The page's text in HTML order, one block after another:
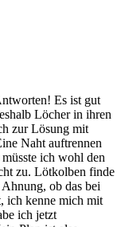
Es ist gut
Löcher in ihren
zur Lösung mit
Naht auftrennen
ich wohl den
zu. Lötkolben finde
ob das bei
ich kenne mich mit
ich jetzt